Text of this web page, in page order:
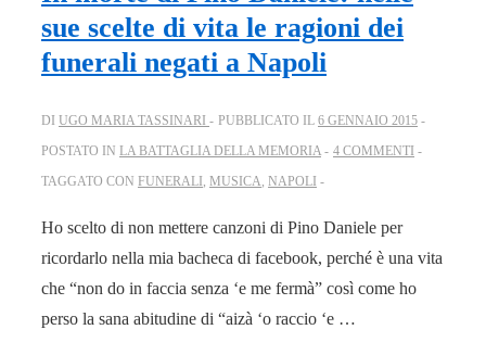
sue scelte di vita le ragioni dei
funerali negati a Napoli
DI UGO MARIA TASSINARI PUBBLICATO IL 6 GENNAIO 2015
POSTATO IN LA BATTAGLIA DELLA MEMORIA
4 COMMENTI
TAGGATO CON FUNERALI MUSICA NAPOLI
Ho scelto di non mettere canzoni di Pino Daniele per
ricordarlo nella mia bacheca di facebook, perché è una vita
che “non do in faccia senza ‘e me fermà” così come ho
perso la sana abitudine di “aizà ‘o raccio ‘e …